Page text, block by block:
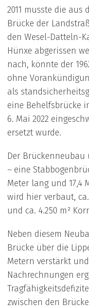
2011 musste die aus
Brücke der
den Wesel-Datteln-
Hünxe abgerissen
nach, könnte der
ohne
als
eine Behelfsbrücke
6. Mai 2022
ersetzt wurde.
Der
– eine
Meter lang und 17,4
wird hier verbaut,
und ca. 4.250 m²
Neben diesem
Brücke über die
Metern verstärkt
Nachrechnungen
zwischen den